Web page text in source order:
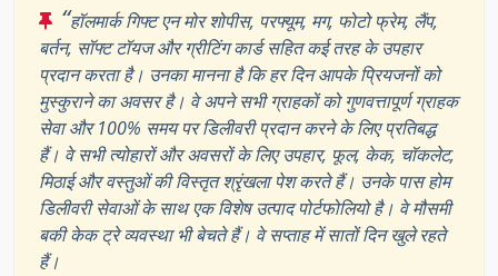
“हॉलमार्क गिफ्ट एन मोर शोपीस, परफ्यूम, मग, फोटो फ्रेम, लैंप,
बर्तन, सॉफ्ट टॉयज और ग्रीटिंग कार्ड सहित कई तरह के उपहार
प्रदान करता है। उनका मानना है कि हर दिन आपके प्रियजनों को
मुस्कुराने का अवसर है। वे अपने सभी ग्राहकों को गुणवत्तापूर्ण ग्राहक
सेवा और 100% समय पर डिलीवरी प्रदान करने के लिए प्रतिबद्ध
हैं। वे सभी त्योहारों और अवसरों के लिए उपहार, फूल, केक, चॉकलेट,
मिठाई और वस्तुओं की विस्तृत श्रृंखला पेश करते हैं। उनके पास होम
डिलीवरी सेवाओं के साथ एक विशेष उत्पाद पोर्टफोलियो है। वे मौसमी
बकी केक ट्रे व्यवस्था भी बेचते हैं। वे सप्ताह में सातों दिन खुले रहते
हैं।